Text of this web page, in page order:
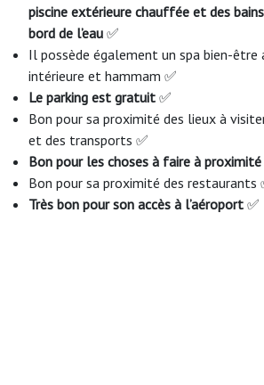
piscine extérieure chauffée et des
bord de l’eau ✅
Il possède également un spa bien-être
intérieure et hammam ✅
Le parking est gratuit ✅
Bon pour sa proximité des lieux à
et des transports ✅
Bon pour les choses à faire à proximité
Bon pour sa proximité des restaurants
Très bon pour son accès à l’aéroport ✅